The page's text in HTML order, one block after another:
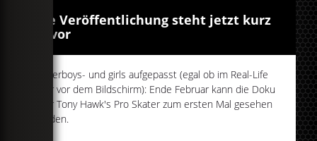
Die Veröffentlichung steht jetzt kurz
bevor
Skaterboys- und girls aufgepasst (egal ob im Real-Life
oder vor dem Bildschirm): Ende Februar kann die Doku
über Tony Hawk's Pro Skater zum ersten Mal gesehen
werden.